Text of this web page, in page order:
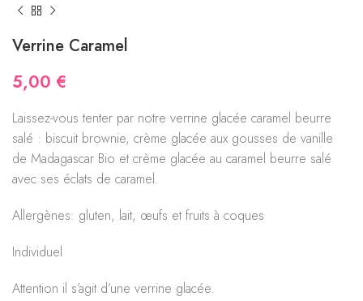
Verrine Caramel
5,00 €
Laissez-vous tenter par notre verrine glacée caramel beurre
salé : biscuit brownie, crème glacée aux gousses de vanille
de Madagascar Bio et crème glacée au caramel beurre salé
avec ses éclats de caramel.
Allergènes: gluten, lait, œufs et fruits à coques
Individuel
Attention il s’agit d’une verrine glacée.